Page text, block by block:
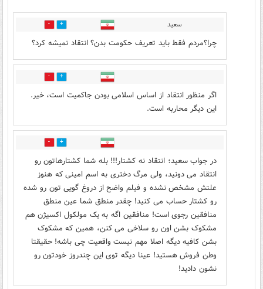
سعید 5
چرا؟مردم فقط باید تعریف حکومت بدن؟ انتقاد نمیشه کرد؟
13
اگر منظور انتقاد از اساس اسلامی بودن جاکمیت است، خیر.
این دیگر محاربه است.
9
در جواب سعید؛ انتقاد نه کشتار!!! بله شما کشتارهاتون رو
انتقاد می دونید، ولی مرگ دختری به اسم امینی که هنوز
علتش مشخص نشده و فیلم واضح از دروغ گویی تون رو شده
رو کشتار حساب می کنید! چقدر منطق شما عین منطق
منافقین رجوی است! منافقین اگه به یک مولکول اکسیژن هم
مشکوک بشن اون رو سلاخی می کنن، همین که مشکوک
بشن کافیه دیگه اصلا مهم نیست واقعیت چی باشه! حقیقتا
وطن فروش هستید! عینا دیگه توی این چندروز خودتون رو
نشون دادید!